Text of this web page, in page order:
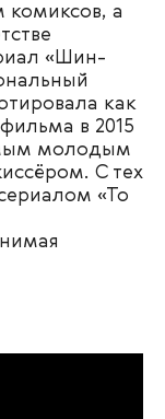
комиксов, а
«Шин-
как
в 2015
молодым
С тех
«То